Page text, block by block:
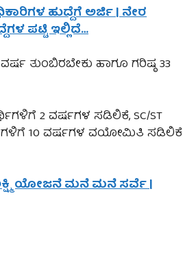
ಹುದ್ದೆಗೆ ಅರ್ಜಿ | ನೇರ
ಪಟ್ಟಿ ಇಲ್ಲಿದೆ…
ತುಂಬಿರಬೇಕು ಹಾಗೂ ಗರಿಷ್ಠ 33
2 ವರ್ಷಗಳ ಸಡಿಲಿಕೆ, SC/ST
10 ವರ್ಷಗಳ ವಯೋಮಿತಿ ಸಡಿಲಿಕೆ
ಯೋಜನೆ ಮನೆ ಮನೆ ಸರ್ವೆ |